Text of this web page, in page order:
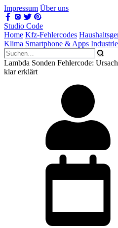
Impressum Über uns
Studio Code
Home Kfz-Fehlercodes
Klima Smartphone & Apps
Lambda Sonden Fehlercode:
klar erklärt